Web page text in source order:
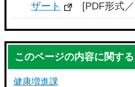
ザート
[PDF形式
このページの内容に関す
健康増進課